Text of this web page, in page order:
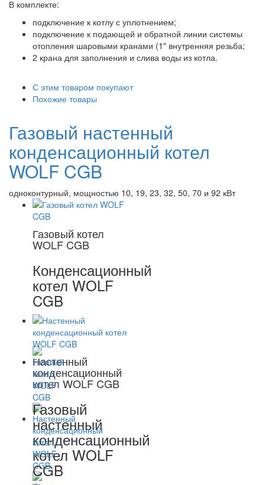
В комплекте:
подключение к котлу с уплотнением;
подключение к подающей и обратной линии системы
отопления шаровыми кранами (1" внутренняя резьба;
2 крана для заполнения и слива воды из котла.
С этим товаром покупают
Похожие товары
Газовый настенный
конденсационный котел
WOLF CGB
одноконтурный, мощностью 10, 19, 23, 32, 50, 70 и 92 кВт
Газовый котел
WOLF CGB
Конденсационный
котел WOLF
CGB
Настенный
конденсационный
котел WOLF CGB
Газовый
настенный
конденсационный
котел WOLF
CGB